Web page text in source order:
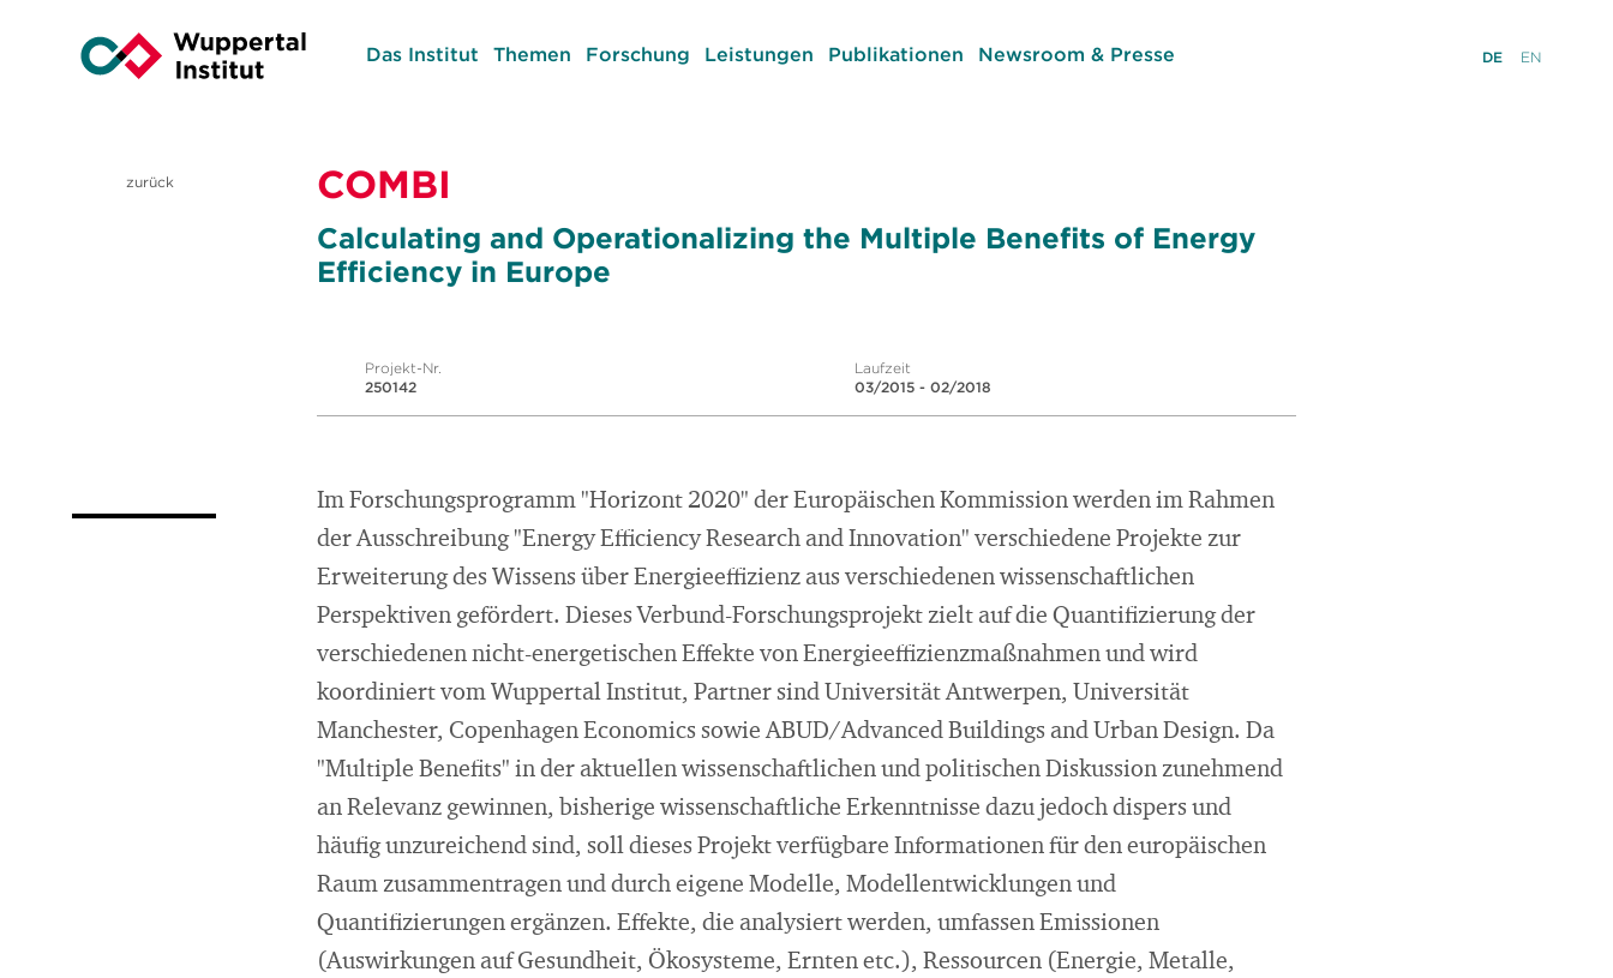
Das Institut Themen Forschung Leistungen Publikationen Newsroom & Presse DE EN
zurück COMBI
Calculating and Operationalizing the Multiple Benefits of Energy
Efficiency in Europe
Projekt-Nr.
250142
Laufzeit
03/2015 - 02/2018
Im Forschungsprogramm "Horizont 2020" der Europäischen Kommission werden im Rahmen
der Ausschreibung "Energy Efficiency Research and Innovation" verschiedene Projekte zur
Erweiterung des Wissens über Energieeffizienz aus verschiedenen wissenschaftlichen
Perspektiven gefördert. Dieses Verbund-Forschungsprojekt zielt auf die Quantifizierung der
verschiedenen nicht-energetischen Effekte von Energieeffizienzmaßnahmen und wird
koordiniert vom Wuppertal Institut, Partner sind Universität Antwerpen, Universität
Manchester, Copenhagen Economics sowie ABUD/Advanced Buildings and Urban Design. Da
"Multiple Benefits" in der aktuellen wissenschaftlichen und politischen Diskussion zunehmend
an Relevanz gewinnen, bisherige wissenschaftliche Erkenntnisse dazu jedoch dispers und
häufig unzureichend sind, soll dieses Projekt verfügbare Informationen für den europäischen
Raum zusammentragen und durch eigene Modelle, Modellentwicklungen und
Quantifizierungen ergänzen. Effekte, die analysiert werden, umfassen Emissionen
(Auswirkungen auf Gesundheit, Ökosysteme, Ernten etc.), Ressourcen (Energie, Metalle,